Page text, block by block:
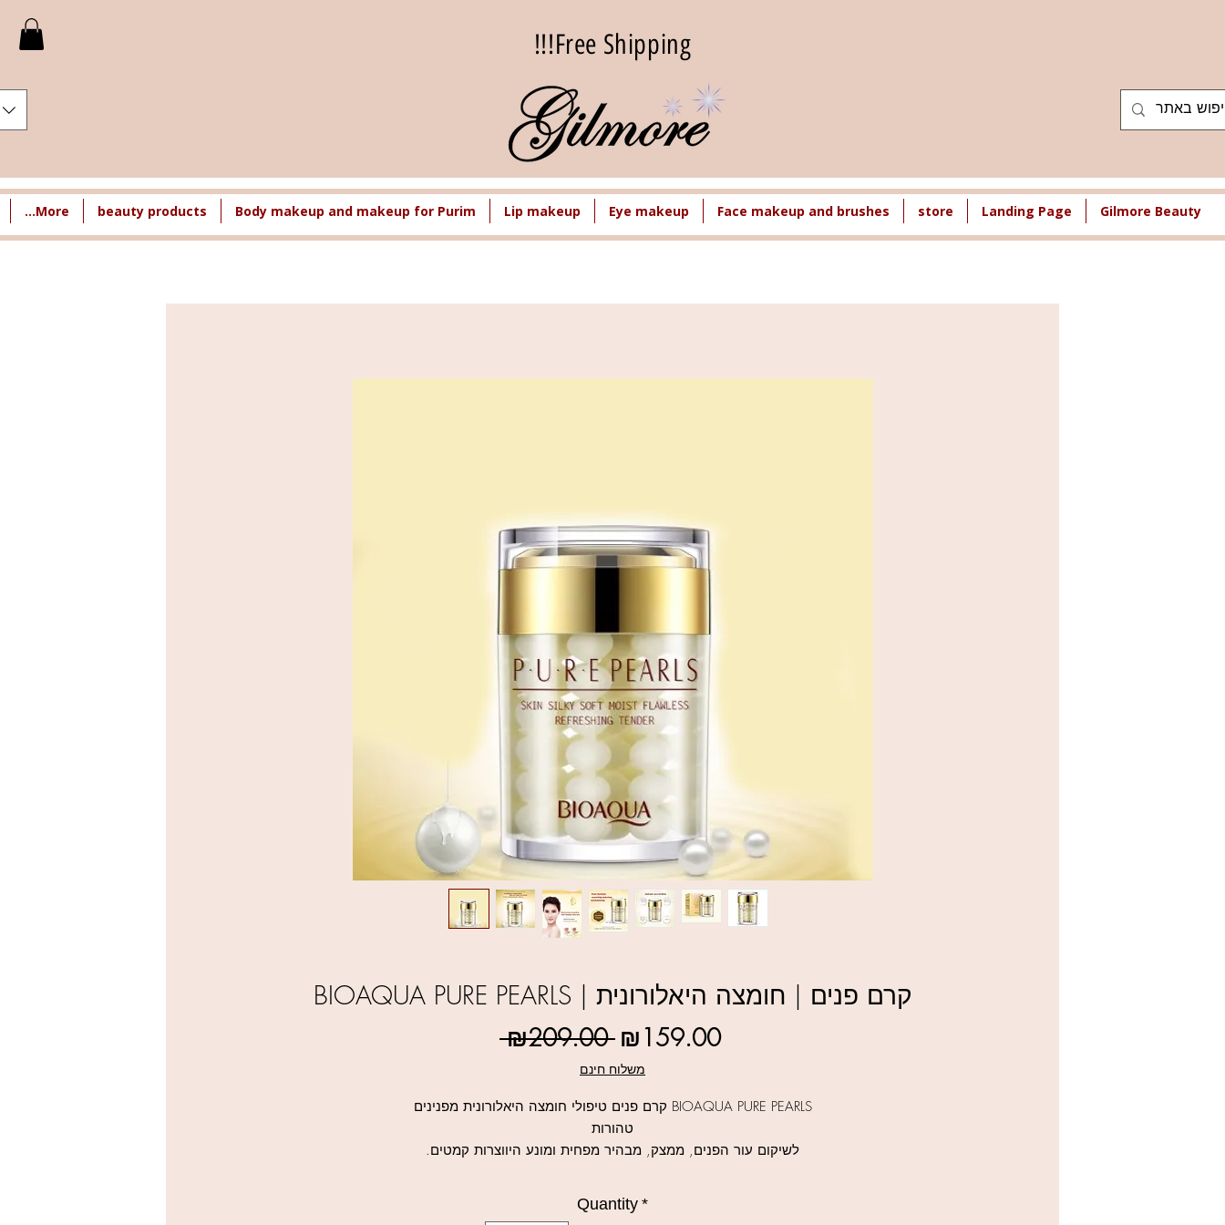
Free Shipping!!!
Gilmore Beauty
Landing Page
store
Face makeup and brushes
Eye makeup
Lip makeup
Body makeup and makeup for Purim
beauty products
More...
BIOAQUA PURE PEARLS | קרם פנים | חומצה היאלורונית
₪209.00 Regular
Price
₪159.00Sale
משלוח חינם
BIOAQUA PURE PEARLS קרם פנים טיפולי חומצה היאלורונית מפנינים
טהורות
לשיקום עור הפנים, ממצק, מבהיר מפחית ומונע היווצרות קמטים.
הפנים, מבהיר כתמים, ממצק, מבהיר, לחות עמוקה ועשירה.
למוצרי טיפוח נוספים לחצו כאן
Quantity *